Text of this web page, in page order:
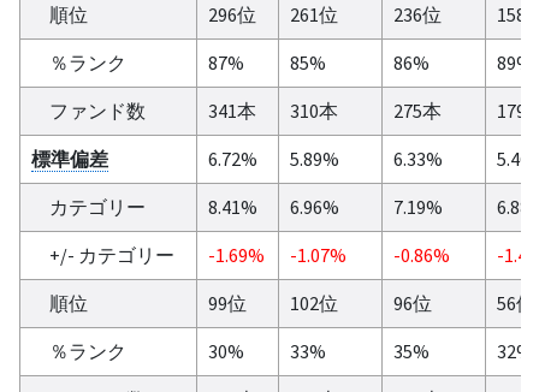
順位
296位 261位 236位
158
％ランク
87% 85% 86%
89%
ファンド数
341本 310本 275本
179
標準偏差
6.72% 5.89% 6.33%
カテゴリー
8.41% 6.96% 7.19%
+/- カテゴリー
-1.69% -1.07% -0.86%
-
順位
99位 102位 96位
56位
％ランク
30% 33% 35%
32%